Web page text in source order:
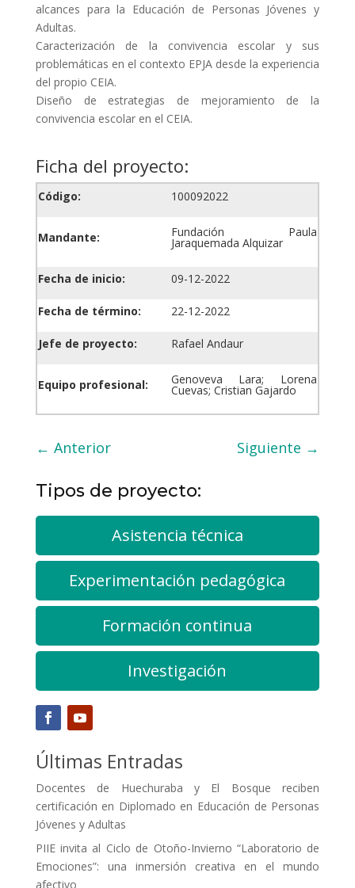
alcances para la Educación de Personas Jóvenes y
Adultas.
Caracterización de la convivencia escolar y sus
problemáticas en el contexto EPJA desde la experiencia
del propio CEIA.
Diseño de estrategias de mejoramiento de la
convivencia escolar en el CEIA.
Ficha del proyecto:
Código: 100092022
Mandante: Fundación Paula
Jaraquemada Alquizar
Fecha de inicio: 09-12-2022
Fecha de término: 22-12-2022
Jefe de proyecto: Rafael Andaur
Equipo profesional: Genoveva Lara; Lorena
Cuevas; Cristian Gajardo
← Anterior Siguiente →
Tipos de proyecto:
Asistencia técnica
Experimentación pedagógica
Formación continua
Investigación
Últimas Entradas
Docentes de Huechuraba y El Bosque reciben
certificación en Diplomado en Educación de Personas
Jóvenes y Adultas
PIIE invita al Ciclo de Otoño-Invierno “Laboratorio de
Emociones”: una inmersión creativa en el mundo
afectivo